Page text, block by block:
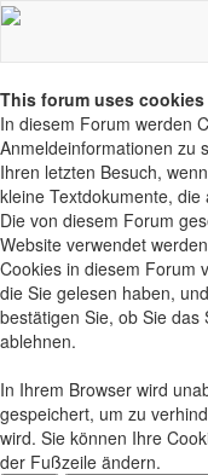
This forum uses cookies
In diesem Forum werden
Anmeldeinformationen zu
Ihren letzten Besuch,
kleine Textdokumente,
Die von diesem Forum
Website verwendet
Cookies in diesem Forum
die Sie gelesen haben,
bestätigen Sie, ob Sie
ablehnen.
In Ihrem Browser wird
gespeichert, um zu
wird. Sie können Ihre
der Fußzeile ändern.